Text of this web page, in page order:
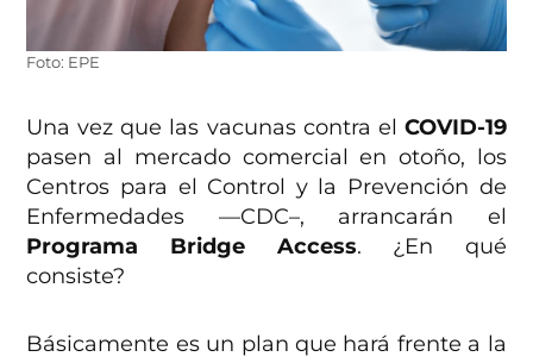
Foto: EPE
Una vez que las vacunas contra el COVID-19
pasen al mercado comercial en otoño, los
Centros para el Control y la Prevención de
Enfermedades —CDC–, arrancarán el
Programa Bridge Access. ¿En qué
consiste?
Básicamente es un plan que hará frente a la